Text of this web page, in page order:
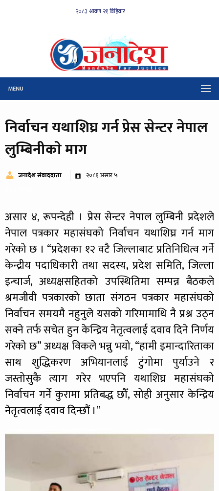
MENU
निर्वाचन यथाशिघ्र गर्न प्रेस सेन्टर नेपाल
लुम्बिनीकाे माग
जनादेश संवाददाता २०८१ असार ५
असार ४, रूपन्देही । प्रेस सेन्टर नेपाल लुम्बिनी प्रदेशले
नेपाल पत्रकार महासंघको निर्वाचन यथाशिघ्र गर्न माग
गरेको छ । “प्रदेशका १२ वटै जिल्लाबाट प्रतिनिधित्व गर्ने
केन्द्रीय पदाधिकारी तथा सदस्य, प्रदेश समिति, जिल्ला
इन्चार्ज, अध्यक्षसहितको उपस्थितिमा सम्पन्न बैठकले
श्रमजीवी पत्रकारको छाता संगठन पत्रकार महासंघको
निर्वाचन समयमै नहुनुले यसको गरिमामाथि नै प्रश्न उठ्न
सक्ने तर्फ सचेत हुन केन्द्रिय नेतृत्वलाई दवाव दिने निर्णय
गरेको छ” अध्यक्ष विकले भन्नु भयो, “हामी इमान्दारिताका
साथ शुद्धिकरण अभियानलाई टुंगोमा पुर्याउने र
जस्तोसुकै त्याग गरेर भएपनि यथाशिघ्र महासंघको
निर्वाचन गर्ने कुरामा प्रतिबद्ध छौँ, सोही अनुसार केन्द्रिय
नेतृत्वलाई दवाव दिन्छौं ।”